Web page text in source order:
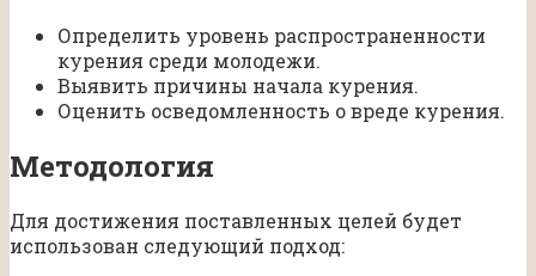
Определить уровень распространенности
курения среди молодежи.
Выявить причины начала курения.
Оценить осведомленность о вреде курения.
Методология
Для достижения поставленных целей будет
использован следующий подход: